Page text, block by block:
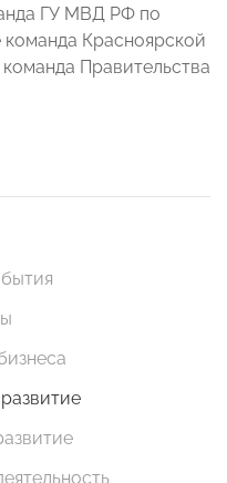
ГУ МВД РФ по
Красноярской
Правительства